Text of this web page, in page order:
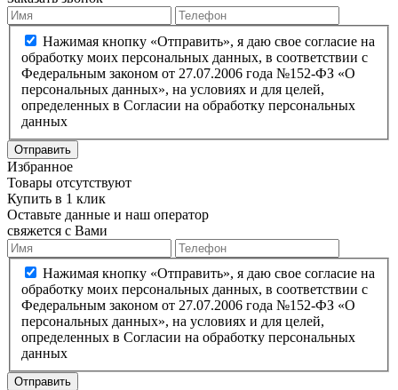
Нажимая кнопку «Отправить», я даю свое согласие на
обработку моих персональных данных, в соответствии с
Федеральным законом от 27.07.2006 года №152-ФЗ «О
персональных данных», на условиях и для целей,
определенных в Согласии на обработку персональных
данных
Отправить
Избранное
Товары отсутствуют
Купить в 1 клик
Оставьте данные и наш оператор
свяжется с Вами
Нажимая кнопку «Отправить», я даю свое согласие на
обработку моих персональных данных, в соответствии с
Федеральным законом от 27.07.2006 года №152-ФЗ «О
персональных данных», на условиях и для целей,
определенных в Согласии на обработку персональных
данных
Отправить